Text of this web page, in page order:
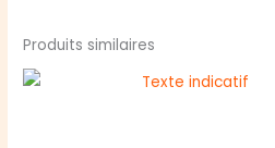
Produits similaires